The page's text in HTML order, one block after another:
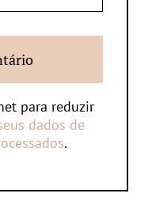
para reduzir
dados de
.